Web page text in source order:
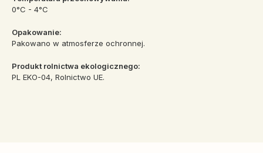
0°C - 4°C
Opakowanie:
Pakowano w atmosferze ochronnej.
Produkt rolnictwa ekologicznego:
PL EKO-04, Rolnictwo UE.